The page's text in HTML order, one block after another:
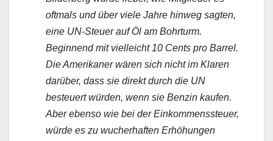
oftmals und über viele Jahre hinweg sagten,
eine UN-Steuer auf Öl am Bohrturm.
Beginnend mit vielleicht 10 Cents pro Barrel.
Die Amerikaner wären sich nicht im Klaren
darüber, dass sie direkt durch die UN
besteuert würden, wenn sie Benzin kaufen.
Aber ebenso wie bei der Einkommenssteuer,
würde es zu wucherhaften Erhöhungen